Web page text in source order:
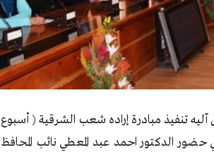
تنفيذ مبادرة إراده شعب الشرقية ( أسبوع
حضور الدكتور احمد عبد المعطي نائب المحافظ